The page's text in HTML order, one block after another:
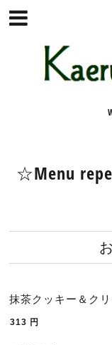
☆Menu
抹茶クッキー＆クリ
313 円